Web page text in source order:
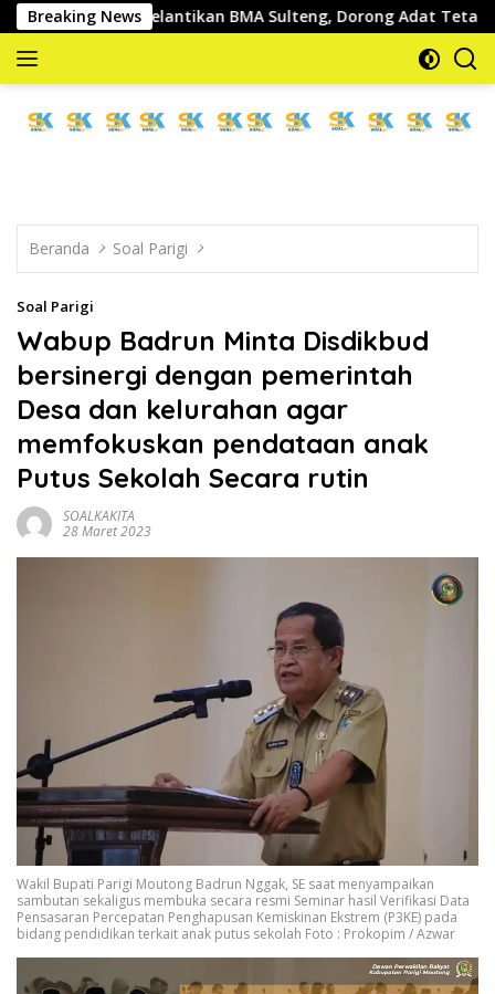
Langsung
ke
konten
Breaking News
Pelantikan BMA Sulteng, Dorong Adat Tetap Berjaya
mengabarkan
Beranda Soal Parigi
Soal Parigi
Wabup Badrun Minta Disdikbud
bersinergi dengan pemerintah
Desa dan kelurahan agar
memfokuskan pendataan anak
Putus Sekolah Secara rutin
SOALKAKITA
28 Maret 2023
Wakil Bupati Parigi Moutong Badrun Nggak, SE saat menyampaikan
sambutan sekaligus membuka secara resmi Seminar hasil Verifikasi Data
Pensasaran Percepatan Penghapusan Kemiskinan Ekstrem (P3KE) pada
bidang pendidikan terkait anak putus sekolah Foto : Prokopim / Azwar